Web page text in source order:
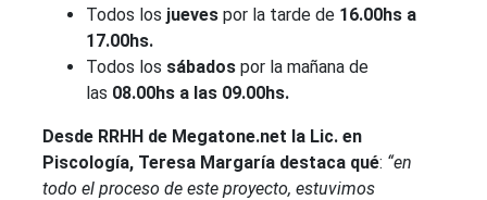
Todos los jueves por la tarde de 16.00hs a
17.00hs.
Todos los sábados por la mañana de
las 08.00hs a las 09.00hs.
Desde RRHH de Megatone.net la Lic. en
Piscología, Teresa Margaría destaca qué: “en
todo el proceso de este proyecto, estuvimos